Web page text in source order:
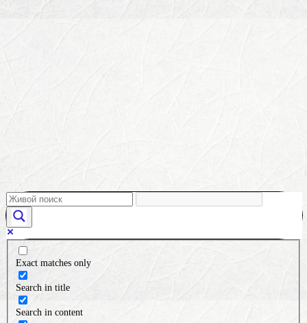
Exact matches only
Search in title
Search in content